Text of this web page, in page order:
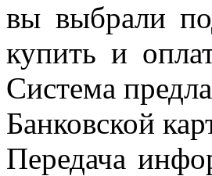
вы выбрали
купить и
Система
Банковской
Передача